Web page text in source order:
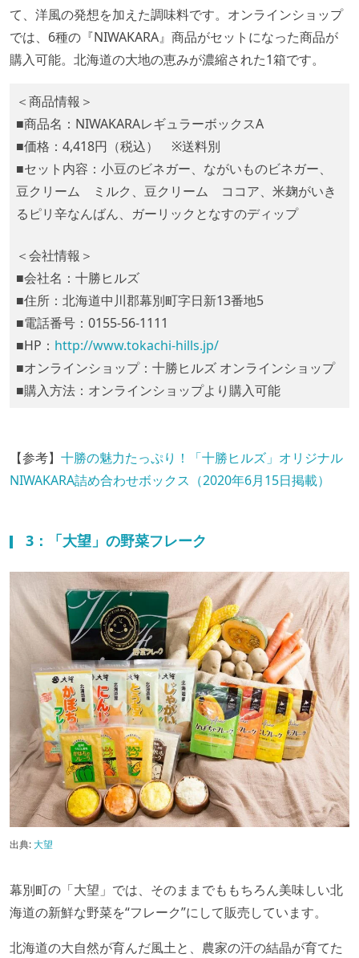
て、洋風の発想を加えた調味料です。オンラインショップ
では、6種の『NIWAKARA』商品がセットになった商品が
購入可能。北海道の大地の恵みが濃縮された1箱です。
＜商品情報＞
■商品名：NIWAKARAレギュラーボックスA
■価格：4,418円（税込） ※送料別
■セット内容：小豆のビネガー、ながいものビネガー、
豆クリーム ミルク、豆クリーム ココア、米麹がいき
るピリ辛なんばん、ガーリックとなすのディップ
＜会社情報＞
■会社名：十勝ヒルズ
■住所：北海道中川郡幕別町字日新13番地5
■電話番号：0155-56-1111
■HP： http://www.tokachi-hills.jp/
■オンラインショップ：十勝ヒルズ オンラインショップ
■購入方法：オンラインショップより購入可能
【参考】 十勝の魅力たっぷり！「十勝ヒルズ」オリジナル
NIWAKARA詰め合わせボックス（2020年6月15日掲載）
3：「大望」の野菜フレーク
出典: 大望
幕別町の「大望」では、そのままでももちろん美味しい北
海道の新鮮な野菜を“フレーク”にして販売しています。
北海道の大自然が育んだ風土と、農家の汗の結晶が育てた